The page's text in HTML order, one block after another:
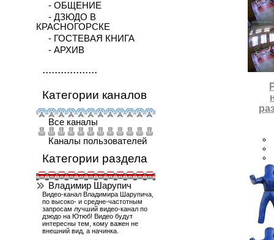
- ОБЩЕНИЕ
- ДЗЮДО В
КРАСНОГОРСКЕ
- ГОСТЕВАЯ КНИГА
- АРХИВ
..................
Категории каналов
Все каналы
Каналы пользователей
Категории раздела
Владимир Шарупич
Видео-канал Владимира Шарупича,
по высоко- и средне-частотным
запросам лучший видео-канал по
дзюдо на Ютюб! Видео будут
интересны тем, кому важен не
внешний вид, а начинка.